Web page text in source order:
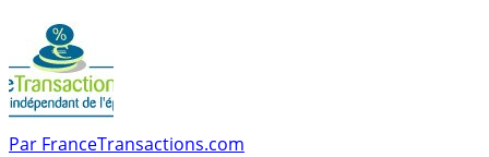
Par FranceTransactions.com